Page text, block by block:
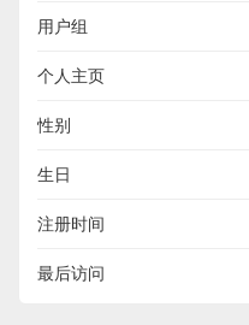
用户组
个人主页
http://
washing-machine-turning-
性别
生日
注册时间
最后访问